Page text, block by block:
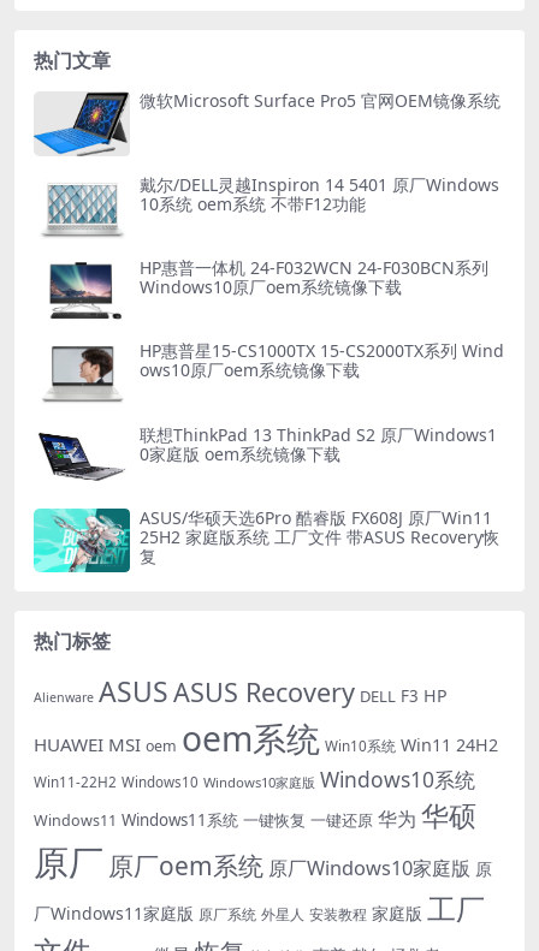
热门文章
微软Microsoft Surface Pro5 官网OEM镜像系统
戴尔/DELL灵越Inspiron 14 5401 原厂Windows
10系统 oem系统 不带F12功能
HP惠普一体机 24-F032WCN 24-F030BCN系列
Windows10原厂oem系统镜像下载
HP惠普星15-CS1000TX 15-CS2000TX系列 Wind
ows10原厂oem系统镜像下载
联想ThinkPad 13 ThinkPad S2 原厂Windows1
0家庭版 oem系统镜像下载
ASUS/华硕天选6Pro 酷睿版 FX608J 原厂Win11
25H2 家庭版系统 工厂文件 带ASUS Recovery恢
复
热门标签
Alienware ASUSASUS Recovery DELL F3 HP
HUAWEI MSI oem oem系统 Win10系统 Win11 24H2
Win11-22H2 Windows10 Windows10家庭版 Windows10系统
Windows11 Windows11系统 一键恢复 一键还原 华为 华硕
原厂 原厂oem系统 原厂Windows10家庭版 原
厂Windows11家庭版 原厂系统 外星人 安装教程 家庭版 工厂